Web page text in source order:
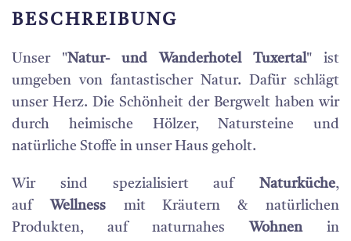
BESCHREIBUNG
Unser "Natur- und Wanderhotel Tuxertal" ist
umgeben von fantastischer Natur. Dafür schlägt
unser Herz. Die Schönheit der Bergwelt haben wir
durch heimische Hölzer, Natursteine und
natürliche Stoffe in unser Haus geholt.
Wir sind spezialisiert auf Naturküche,
auf Wellness mit Kräutern & natürlichen
Produkten, auf naturnahes Wohnen in